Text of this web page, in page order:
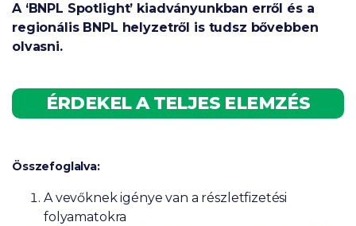
A ‘BNPL Spotlight’ kiadványunkban erről és a
regionális BNPL helyzetről is tudsz bővebben
olvasni.
ÉRDEKEL A TELJES ELEMZÉS
Összefoglalva:
A vevőknek igénye van a részletfizetési
folyamatokra